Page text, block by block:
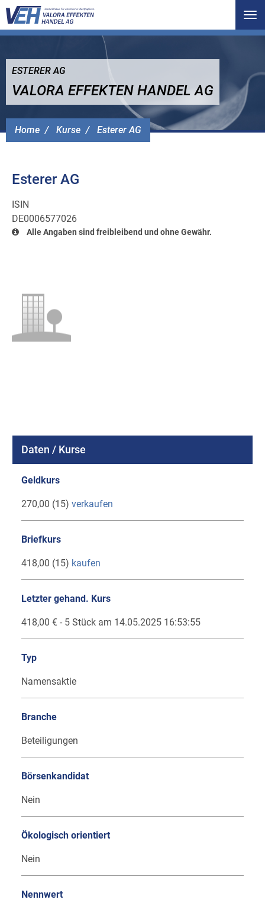
Home Kurse Esterer AG
ESTERER AG
VALORA EFFEKTEN HANDEL AG
Esterer AG
ISIN
DE0006577026
Alle Angaben sind freibleibend und ohne Gewähr.
Daten / Kurse
Geldkurs
270,00 (15) verkaufen
Briefkurs
418,00 (15) kaufen
Letzter gehand. Kurs
418,00 € - 5 Stück am 14.05.2025 16:53:55
Typ
Namensaktie
Branche
Beteiligungen
Börsenkandidat
Nein
Ökologisch orientiert
Nein
Nennwert